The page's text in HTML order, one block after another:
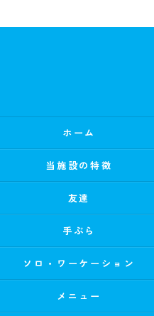
ホーム
当施設の特徴
友達
手ぶら
ソロ・ワーケーション
メニュー